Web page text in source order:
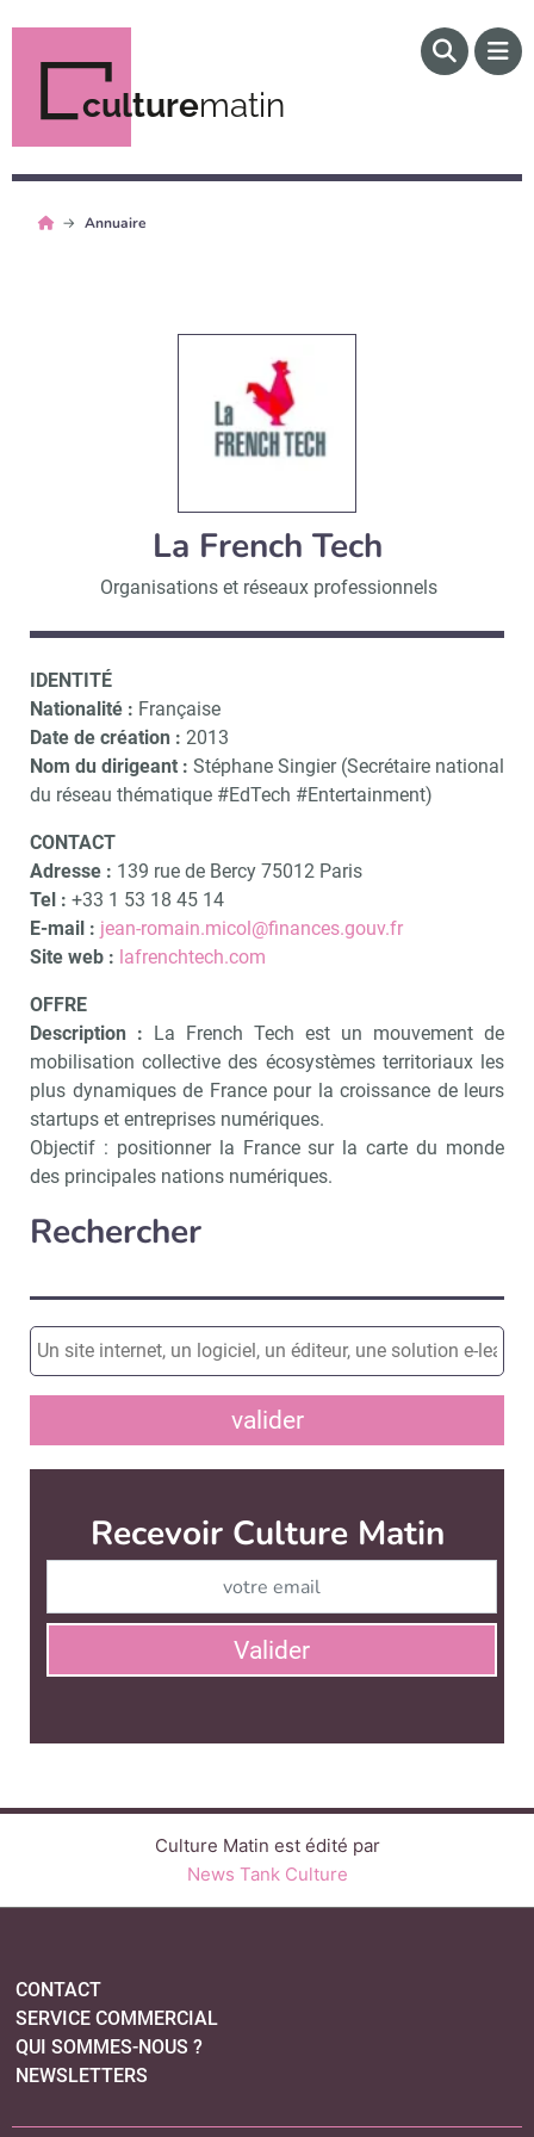
culturematin
Annuaire
La French Tech
Organisations et réseaux professionnels
IDENTITÉ
Nationalité : Française
Date de création : 2013
Nom du dirigeant : Stéphane Singier (Secrétaire national
du réseau thématique #EdTech #Entertainment)
CONTACT
Adresse : 139 rue de Bercy 75012 Paris
Tel : +33 1 53 18 45 14
E-mail : jean-romain.micol@finances.gouv.fr
Site web : lafrenchtech.com
OFFRE
Description : La French Tech est un mouvement de
mobilisation collective des écosystèmes territoriaux les
plus dynamiques de France pour la croissance de leurs
startups et entreprises numériques.
Objectif : positionner la France sur la carte du monde
des principales nations numériques.
Rechercher
valider
Recevoir Culture Matin
Valider
Culture Matin est édité par
News Tank Culture
CONTACT
SERVICE COMMERCIAL
QUI SOMMES-NOUS ?
NEWSLETTERS